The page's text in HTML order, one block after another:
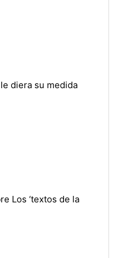
diera su medida
Los ‘textos de la